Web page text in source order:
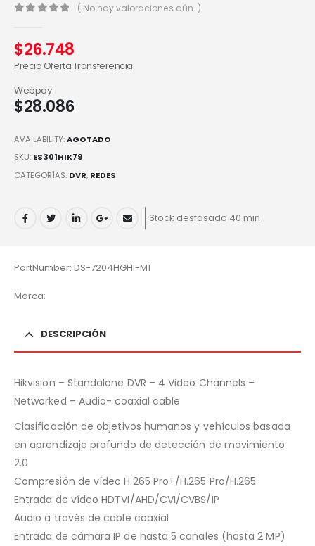
( No hay valoraciones aún. )
$26.748
Precio Oferta Transferencia
$28.086
Webpay
AVAILABILITY:AGOTADO
SKU: ES301HIK79
CATEGORÍAS: DVR, REDES
Stock desfasado 40 min
PartNumber: DS-7204HGHI-M1
Marca:
DESCRIPCIÓN
Hikvision – Standalone DVR – 4 Video Channels –
Networked – Audio- coaxial cable
Clasificación de objetivos humanos y vehículos basada
en aprendizaje profundo de detección de movimiento
2.0
Compresión de vídeo H.265 Pro+/H.265 Pro/H.265
Entrada de vídeo HDTVI/AHD/CVI/CVBS/IP
Audio a través de cable coaxial
Entrada de cámara IP de hasta 5 canales (hasta 2 MP)